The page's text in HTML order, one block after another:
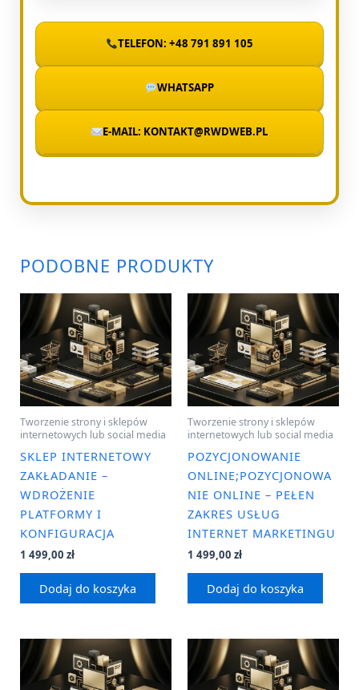
TELEFON: +48 791 891 105
WHATSAPP
E-MAIL: KONTAKT@RWDWEB.PL
PODOBNE PRODUKTY
Tworzenie strony i sklepów
internetowych lub social media
SKLEP INTERNETOWY
ZAKŁADANIE –
WDROŻENIE
PLATFORMY I
KONFIGURACJA
1 499,00 zł
Dodaj do koszyka
Tworzenie strony i sklepów
internetowych lub social media
POZYCJONOWANIE
ONLINE;POZYCJONOWA
NIE ONLINE – PEŁEN
ZAKRES USŁUG
INTERNET MARKETINGU
1 499,00 zł
Dodaj do koszyka